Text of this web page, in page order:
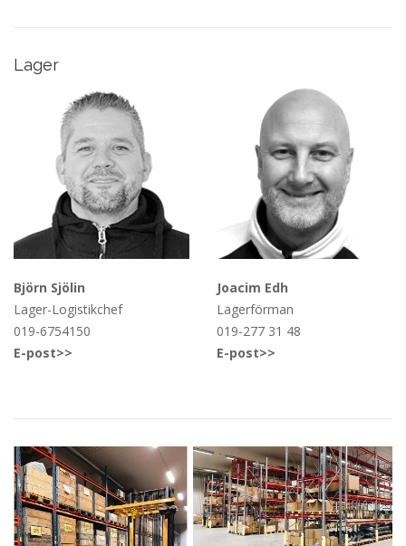
Lager
Björn Sjölin
Lager-Logistikchef
019-6754150
E-post>>
Joacim Edh
Lagerförman
019-277 31 48
E-post>>